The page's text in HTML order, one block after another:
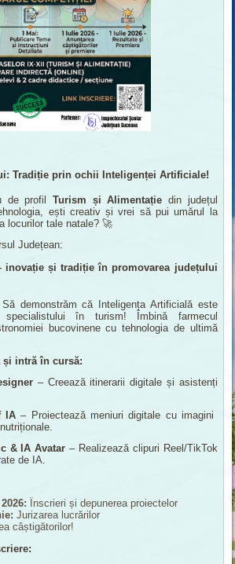
Tradiție prin ochii Inteligenței Artificiale!
de profil Turism și Alimentație din județul
ești creativ și vrei să pui umărul la
locurilor tale natale? 🚀
Județean:
inovație și tradiție în promovarea județului
Să demonstrăm că Inteligența Artificială este
în turism! Îmbină farmecul
bucovinene cu tehnologia de ultimă
și intră în cursă:
– Creează itinerarii digitale și asistenți
IA – Proiectează meniuri digitale cu imagini
& IA Avatar – Realizează clipuri Reel/TikTok
de IA.
Înscrieri și depunerea proiectelor
Jurizarea lucrărilor
câștigătorilor!